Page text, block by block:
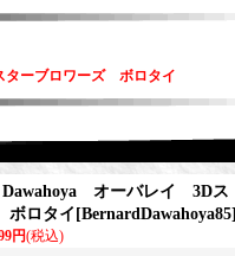
ーブロワーズ ボロタイ
オーバレイ 3Dス
ボロタイ [BernardDawahoya85]
円(税込)